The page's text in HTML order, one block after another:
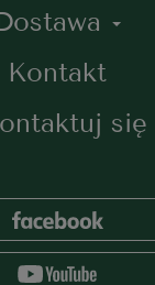
Kontakt
się